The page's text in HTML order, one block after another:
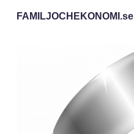
FAMILJOCHEKONOMI.se